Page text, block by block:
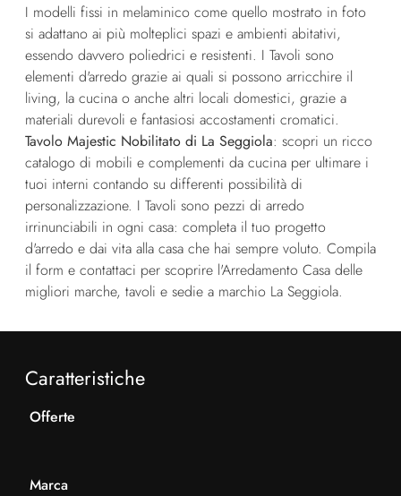
I modelli fissi in melaminico come quello mostrato in foto
si adattano ai più molteplici spazi e ambienti abitativi,
essendo davvero poliedrici e resistenti. I Tavoli sono
elementi d'arredo grazie ai quali si possono arricchire il
living, la cucina o anche altri locali domestici, grazie a
materiali durevoli e fantasiosi accostamenti cromatici.
Tavolo Majestic Nobilitato di La Seggiola: scopri un ricco
catalogo di mobili e complementi da cucina per ultimare i
tuoi interni contando su differenti possibilità di
personalizzazione. I Tavoli sono pezzi di arredo
irrinunciabili in ogni casa: completa il tuo progetto
d'arredo e dai vita alla casa che hai sempre voluto. Compila
il form e contattaci per scoprire l'Arredamento Casa delle
migliori marche, tavoli e sedie a marchio La Seggiola.
Caratteristiche
Offerte
Marca